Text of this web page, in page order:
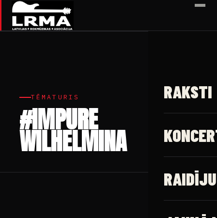
✕
RAKSTI
TĒMATURIS
#IMPURE
WILHELMINA